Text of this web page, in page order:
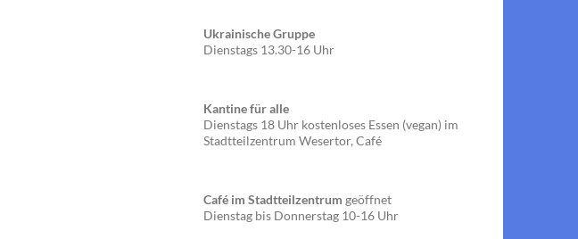
Ukrainische Gruppe
Dienstags 13.30-16 Uhr
Kantine für alle
Dienstags 18 Uhr kostenloses Essen (vegan) im
Stadtteilzentrum Wesertor, Café
Café im Stadtteilzentrum geöffnet
Dienstag bis Donnerstag 10-16 Uhr